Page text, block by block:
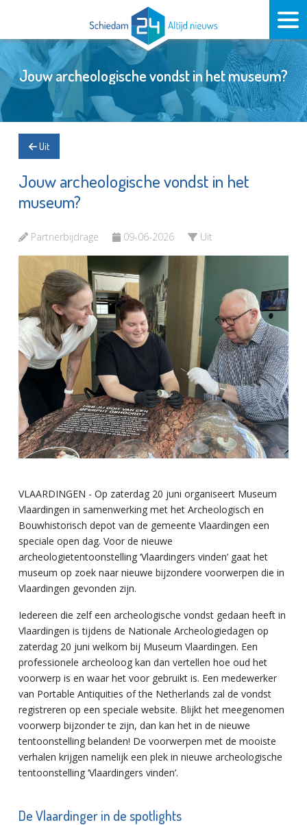
Jouw archeologische vondst in het museum?
Uit
Jouw archeologische vondst in het
museum?
Partnerbijdrage 09-06-2026 Uit
VLAARDINGEN - Op zaterdag 20 juni organiseert Museum
Vlaardingen in samenwerking met het Archeologisch en
Bouwhistorisch depot van de gemeente Vlaardingen een
speciale open dag. Voor de nieuwe
archeologietentoonstelling ‘Vlaardingers vinden’ gaat het
museum op zoek naar nieuwe bijzondere voorwerpen die in
Vlaardingen gevonden zijn.
Iedereen die zelf een archeologische vondst gedaan heeft in
Vlaardingen is tijdens de Nationale Archeologiedagen op
zaterdag 20 juni welkom bij Museum Vlaardingen. Een
professionele archeoloog kan dan vertellen hoe oud het
voorwerp is en waar het voor gebruikt is. Een medewerker
van Portable Antiquities of the Netherlands zal de vondst
registreren op een speciale website. Blijkt het meegenomen
voorwerp bijzonder te zijn, dan kan het in de nieuwe
tentoonstelling belanden! De voorwerpen met de mooiste
verhalen krijgen namelijk een plek in nieuwe archeologische
tentoonstelling ‘Vlaardingers vinden’.
De Vlaardinger in de spotlights